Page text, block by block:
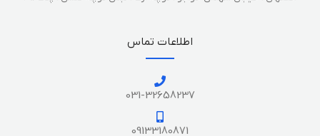
اطلاعات تماس
031-32658237
09133180871